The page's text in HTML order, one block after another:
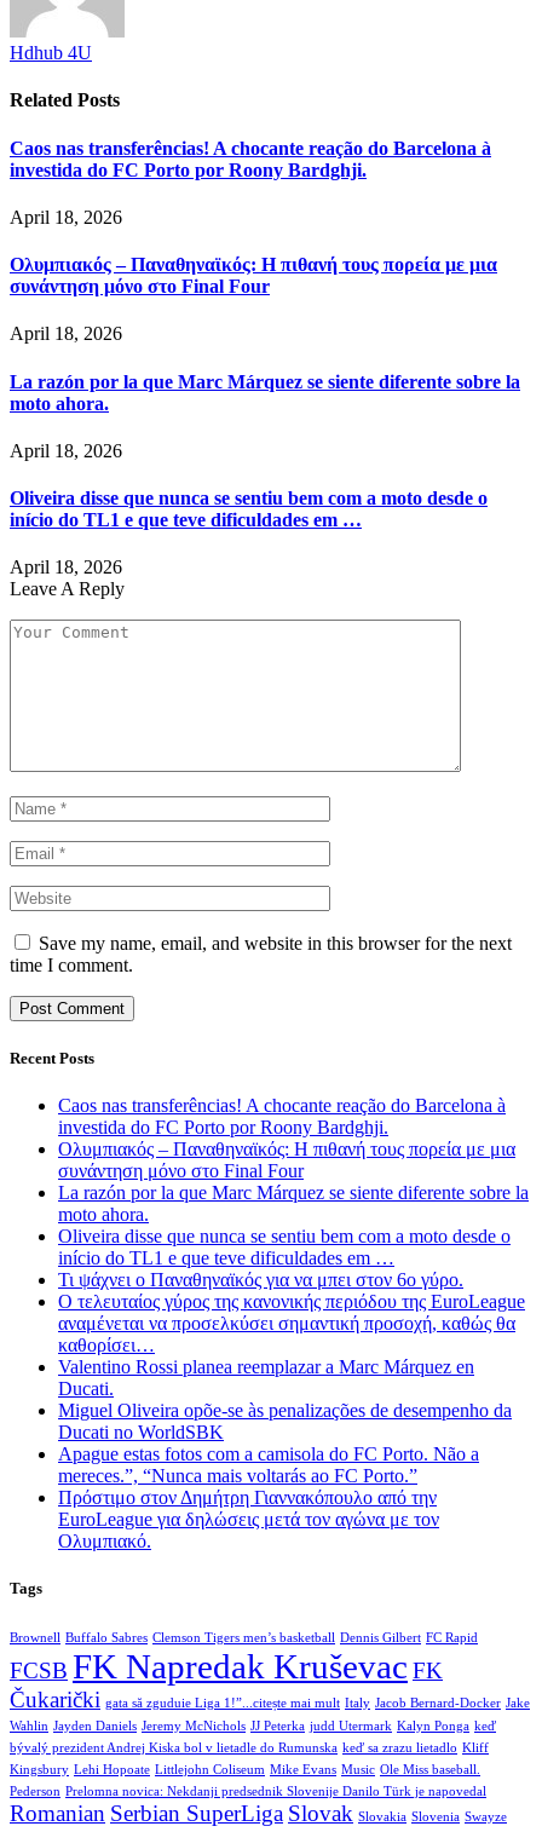
Hdhub 4U
Related Posts
Caos nas transferências! A chocante reação do Barcelona à
investida do FC Porto por Roony Bardghji.
April 18, 2026
Ολυμπιακός – Παναθηναϊκός: Η πιθανή τους πορεία με μια
συνάντηση μόνο στο Final Four
April 18, 2026
La razón por la que Marc Márquez se siente diferente sobre la
moto ahora.
April 18, 2026
Oliveira disse que nunca se sentiu bem com a moto desde o
início do TL1 e que teve dificuldades em …
April 18, 2026
Leave A Reply
Save my name, email, and website in this browser for the next
time I comment.
Recent Posts
Caos nas transferências! A chocante reação do Barcelona à
investida do FC Porto por Roony Bardghji.
Ολυμπιακός – Παναθηναϊκός: Η πιθανή τους πορεία με μια
συνάντηση μόνο στο Final Four
La razón por la que Marc Márquez se siente diferente sobre la
moto ahora.
Oliveira disse que nunca se sentiu bem com a moto desde o
início do TL1 e que teve dificuldades em …
Τι ψάχνει ο Παναθηναϊκός για να μπει στον 6ο γύρο.
Ο τελευταίος γύρος της κανονικής περιόδου της EuroLeague
αναμένεται να προσελκύσει σημαντική προσοχή, καθώς θα
καθορίσει…
Valentino Rossi planea reemplazar a Marc Márquez en
Ducati.
Miguel Oliveira opõe-se às penalizações de desempenho da
Ducati no WorldSBK
Apague estas fotos com a camisola do FC Porto. Não a
mereces.”, “Nunca mais voltarás ao FC Porto.”
Πρόστιμο στον Δημήτρη Γιαννακόπουλο από την
EuroLeague για δηλώσεις μετά τον αγώνα με τον
Ολυμπιακό.
Tags
Brownell Buffalo Sabres Clemson Tigers men’s basketball Dennis Gilbert FC Rapid
FCSB FK Napredak Kruševac FK
Čukarički gata să zguduie Liga 1!”...citește mai mult Italy Jacob Bernard-Docker Jake
Wahlin Jayden Daniels Jeremy McNichols JJ Peterka judd Utermark Kalyn Ponga keď
bývalý prezident Andrej Kiska bol v lietadle do Rumunska keď sa zrazu lietadlo Kliff
Kingsbury Lehi Hopoate Littlejohn Coliseum Mike Evans Music Ole Miss baseball.
Pederson Prelomna novica: Nekdanji predsednik Slovenije Danilo Türk je napovedal
Romanian Serbian SuperLiga Slovak Slovakia Slovenia Swayze